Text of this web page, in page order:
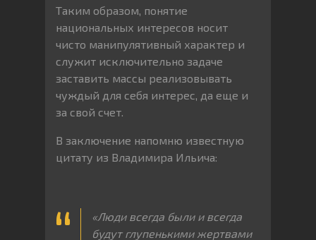
Таким образом, понятие
национальных интересов носит
чисто манипулятивный характер и
служит исключительно задаче
заставить массы реализовывать
чуждый для себя интерес, да еще и
за свой счет.
В заключение напомню известную
цитату из Владимира Ильича:
«Люди всегда были и всегда
будут глупенькими жертвами